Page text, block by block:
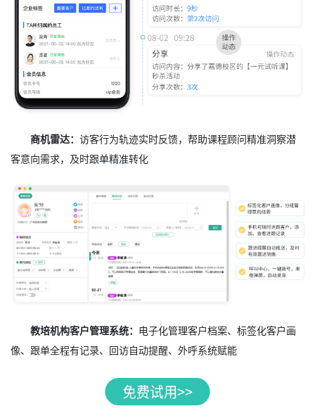
商机雷达：访客行为轨迹实时反馈，帮助课程顾问精准洞察潜
客意向需求，及时跟单精准转化
教培机构客户管理系统： 电子化管理客户档案、标签化客户画
像、跟单全程有记录、回访自动提醒、外呼系统赋能